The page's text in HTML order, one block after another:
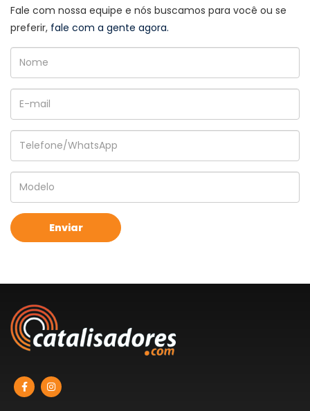
Fale com nossa equipe e nós buscamos para você ou se
preferir, fale com a gente agora.